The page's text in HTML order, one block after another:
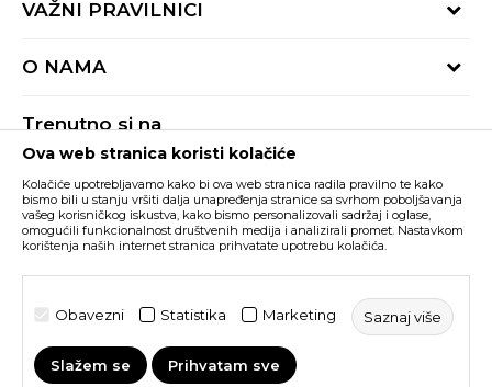
Radno vrijeme 9-16h
Reklamacije
VAŽNI PRAVILNICI
Pravila Sport&Bonus programa
O NAMA
BUZZ Shopovi
Postani dio BUZZ tima
Trenutno si na
Buzz Crna Gora PROMIJENI
Nastojimo da budemo što precizniji u opisu proizvoda, prikazu slika i samih
cijena, ali ne možemo garantovati da su sve informacije kompletne i bez
grešaka. Svi artikli prikazani na sajtu su dio naše ponude i ne podrazumijeva da
su dostupni u svakom trenutku. Raspoloživost robe možete provjeriti pozivom
©2026www.buzzsneakers.me, IzradaNB SOFT. Sva prava
Ova web stranica koristi kolačiće
Kolačiće upotrebljavamo kako bi ova web stranica radila pravilno te kako
bismo bili u stanju vršiti dalja unapređenja stranice sa svrhom poboljšavanja
vašeg korisničkog iskustva, kako bismo personalizovali sadržaj i oglase,
omogućili funkcionalnost društvenih medija i analizirali promet. Nastavkom
korištenja naših internet stranica prihvatate upotrebu kolačića.
Obavezni Statistika Marketing Saznaj više
Slažem se Prihvatam sve